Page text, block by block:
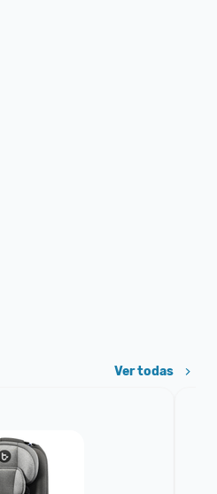
Ver todas